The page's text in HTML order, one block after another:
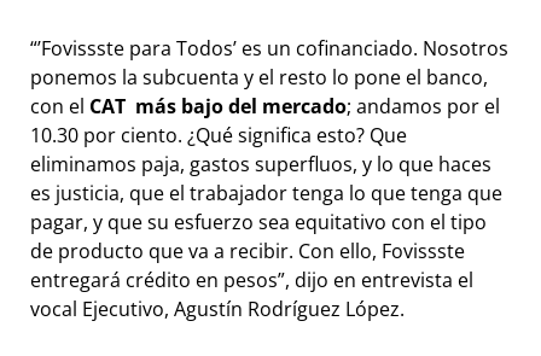
“’Fovissste para Todos’ es un cofinanciado. Nosotros
ponemos la subcuenta y el resto lo pone el banco,
con el CAT más bajo del mercado; andamos por el
10.30 por ciento. ¿Qué significa esto? Que
eliminamos paja, gastos superfluos, y lo que haces
es justicia, que el trabajador tenga lo que tenga que
pagar, y que su esfuerzo sea equitativo con el tipo
de producto que va a recibir. Con ello, Fovissste
entregará crédito en pesos”, dijo en entrevista el
vocal Ejecutivo, Agustín Rodríguez López.